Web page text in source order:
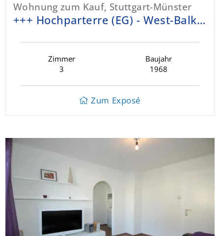
Wohnung zum Kauf, Stuttgart-Münster
+++ Hochparterre (EG) - West-Balkon – ruhig/grün – teilmodernisiert/renovierungsbed. - inkl. TG +++
Zimmer
3
Baujahr
1968
Zum Exposé